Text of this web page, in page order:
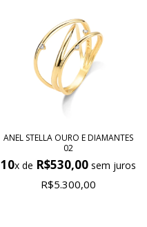
ANEL STELLA OURO E DIAMANTES
02
10x de R$530,00sem juros
R$5.300,00